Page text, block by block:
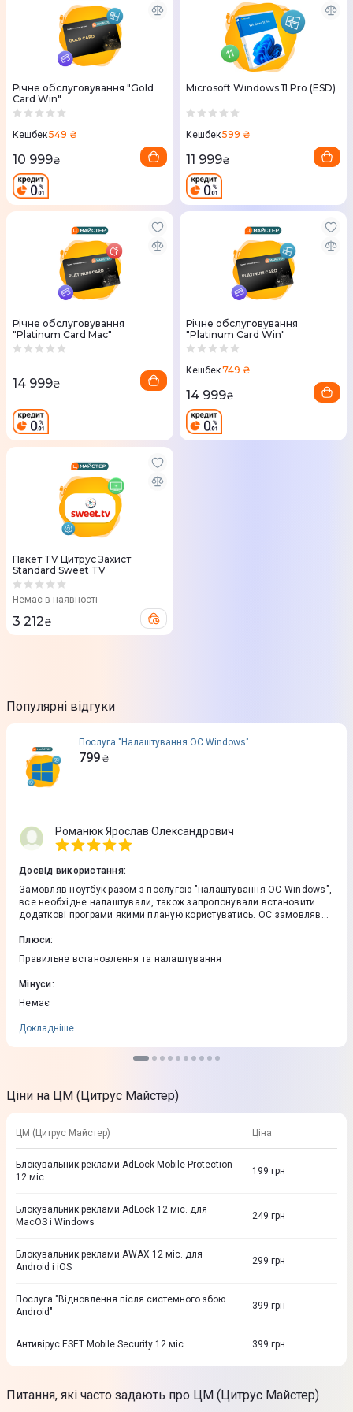
Річне обслуговування "Gold
Card Win"
Кешбек549 ₴
10 999₴
Microsoft Windows 11 Pro (ESD)
Кешбек599 ₴
11 999₴
Річне обслуговування
"Platinum Card Mac"
14 999₴
Річне обслуговування
"Platinum Card Win"
Кешбек749 ₴
14 999₴
Пакет TV Цитрус Захист
Standard Sweet TV
Немає в наявності
3 212₴
Популярні відгуки
Послуга "Налаштування ОС Windows"
799 ₴
Романюк Ярослав Олександрович
Досвід використання:
Замовляв ноутбук разом з послугою "налаштування ОС Windows",
все необхідне налаштували, також запропонували встановити
додаткові програми якими планую користуватись. OC замовляв
Плюси:
Правильне встановлення та налаштування
Мінуси:
Немає
Докладніше
Ціни на ЦМ (Цитрус Майстер)
ЦМ (Цитрус Майстер) Ціна
Блокувальник реклами AdLock Mobile Protection
12 міс.
199 грн
Блокувальник реклами AdLock 12 міс. для
MacOS і Windows
249 грн
Блокувальник реклами AWAX 12 міс. для
Android і iOS
299 грн
Послуга "Відновлення після системного збою
Android"
399 грн
Антивірус ESET Mobile Security 12 міс. 399 грн
Питання, які часто задають про ЦМ (Цитрус Майстер)